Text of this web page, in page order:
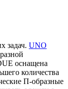
задач. UNO
оснащена
количества
П-образные